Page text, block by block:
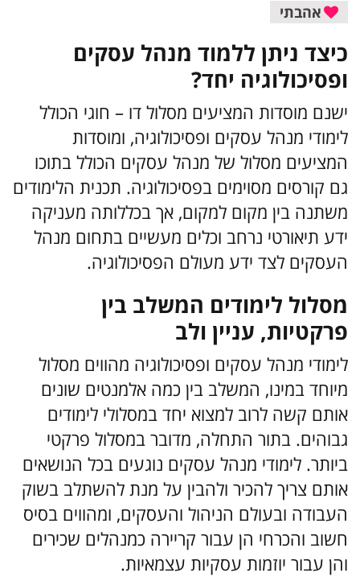
אהבתי
כיצד ניתן ללמוד מנהל עסקים
ופסיכולוגיה יחד?
ישנם מוסדות המציעים מסלול דו – חוגי הכולל
לימודי מנהל עסקים ופסיכולוגיה, ומוסדות
המציעים מסלול של מנהל עסקים הכולל בתוכו
גם קורסים מסוימים בפסיכולוגיה. תכנית הלימודים
משתנה בין מקום למקום, אך בכללותה מעניקה
ידע תיאורטי נרחב וכלים מעשיים בתחום מנהל
העסקים לצד ידע מעולם הפסיכולוגיה.
מסלול לימודים המשלב בין
פרקטיות, עניין ולב
לימודי מנהל עסקים ופסיכולוגיה מהווים מסלול
מיוחד במינו, המשלב בין כמה אלמנטים שונים
אותם קשה לרוב למצוא יחד במסלולי לימודים
גבוהים. בתור התחלה, מדובר במסלול פרקטי
ביותר. לימודי מנהל עסקים נוגעים בכל הנושאים
אותם צריך להכיר ולהבין על מנת להשתלב בשוק
העבודה ובעולם הניהול והעסקים, ומהווים בסיס
חשוב והכרחי הן עבור קריירה כמנהלים שכירים
והן עבור יוזמות עסקיות עצמאיות.